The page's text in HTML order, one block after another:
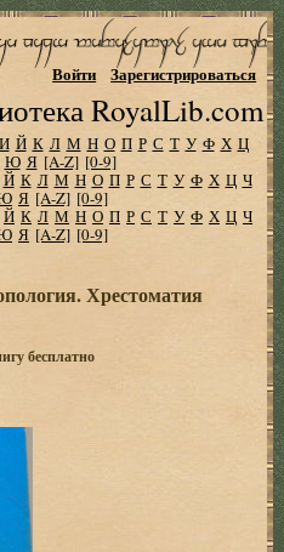
RoyalLib.com
Войти Зарегистрироваться
И Й К Л М Н О П Р С Т У Ф Х Ц
Ю Я [A-Z] [0-9]
Й К Л М Н О П Р С Т У Ф Х Ц Ч
Я [A-Z] [0-9]
Й К Л М Н О П Р С Т У Ф Х Ц Ч
Я [A-Z] [0-9]
Хрестоматия
бесплатно